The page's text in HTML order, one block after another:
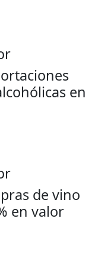
en
de vino
en valor